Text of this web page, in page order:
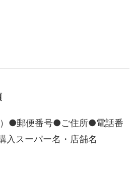
●郵便番号●ご住所●電話番
スーパー名・店舗名